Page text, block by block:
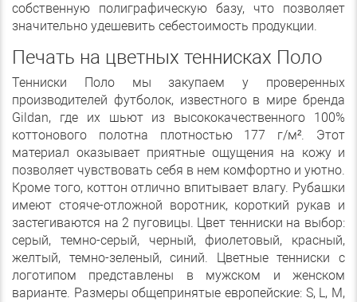
собственную полиграфическую базу, что позволяет
значительно удешевить себестоимость продукции.
Печать на цветных теннисках Поло
Тенниски Поло мы закупаем у проверенных
производителей футболок, известного в мире бренда
Gildan, где их шьют из высококачественного 100%
коттонового полотна плотностью 177 г/м². Этот
материал оказывает приятные ощущения на кожу и
позволяет чувствовать себя в нем комфортно и уютно.
Кроме того, коттон отлично впитывает влагу. Рубашки
имеют стояче-отложной воротник, короткий рукав и
застегиваются на 2 пуговицы. Цвет тенниски на выбор:
серый, темно-серый, черный, фиолетовый, красный,
желтый, темно-зеленый, синий. Цветные тенниски с
логотипом представлены в мужском и женском
варианте. Размеры общепринятые европейские: S, L, M,